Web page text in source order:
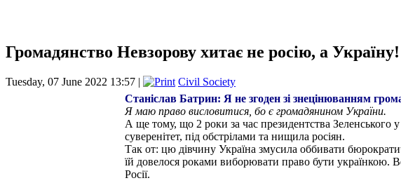
Громадянство Невзорову хитає не росію, а
Tuesday, 07 June 2022 13:57 |
Civil Society
Станіслав Батрин: Я не згоден зі знецінюванням
Я маю право висловитися, бо є громадянином України.
А ще тому, що 2 роки за час президентства
суверенітет, під обстрілами та нищила росіян.
Так от: цю дівчину Україна змусила оббивати
їй довелося роками виборювати право бути українкою.
Росії.